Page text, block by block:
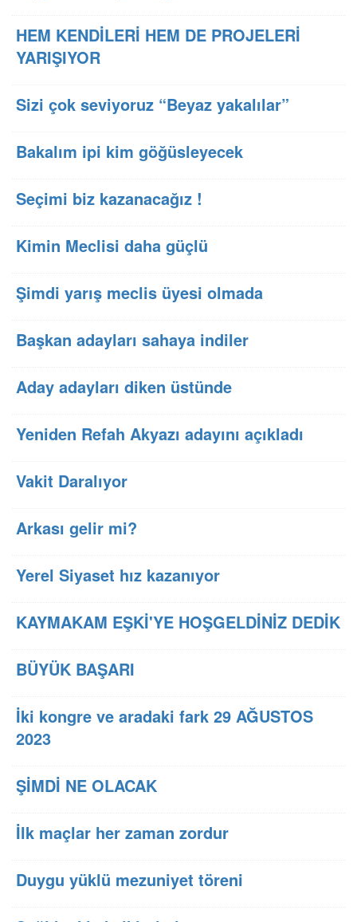
HEM KENDİLERİ HEM DE PROJELERİ
YARIŞIYOR
Sizi çok seviyoruz “Beyaz yakalılar”
Bakalım ipi kim göğüsleyecek
Seçimi biz kazanacağız !
Kimin Meclisi daha güçlü
Şimdi yarış meclis üyesi olmada
Başkan adayları sahaya indiler
Aday adayları diken üstünde
Yeniden Refah Akyazı adayını açıkladı
Vakit Daralıyor
Arkası gelir mi?
Yerel Siyaset hız kazanıyor
KAYMAKAM EŞKİ'YE HOŞGELDİNİZ DEDİK
BÜYÜK BAŞARI
İki kongre ve aradaki fark 29 AĞUSTOS
2023
ŞİMDİ NE OLACAK
İlk maçlar her zaman zordur
Duygu yüklü mezuniyet töreni